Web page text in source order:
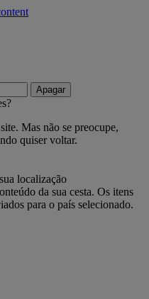
Apagar
Mas não se preocupe,
quiser voltar.
localização
da sua cesta. Os itens
para o país selecionado.